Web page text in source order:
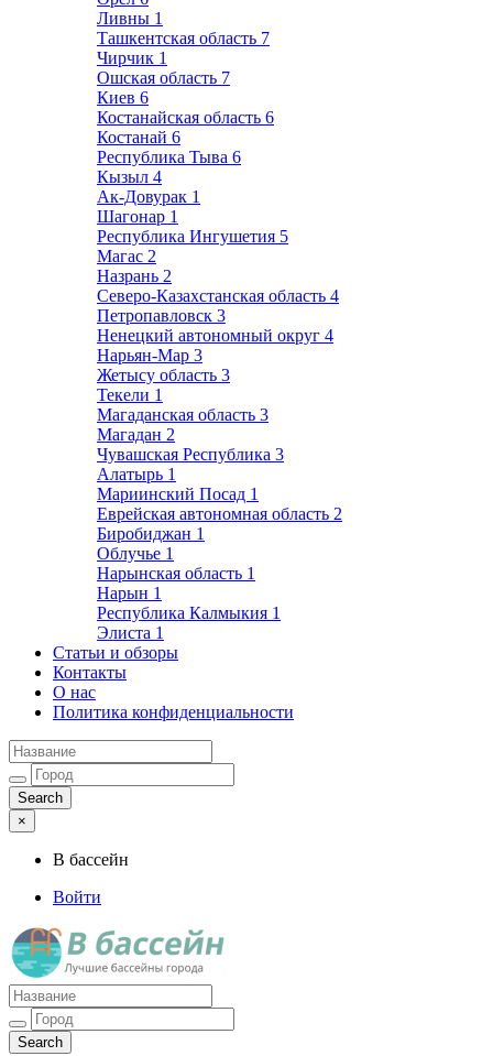
Ливны 1
Ташкентская область 7
Чирчик 1
Ошская область 7
Киев 6
Костанайская область 6
Костанай 6
Республика Тыва 6
Кызыл 4
Ак-Довурак 1
Шагонар 1
Республика Ингушетия 5
Магас 2
Назрань 2
Северо-Казахстанская область 4
Петропавловск 3
Ненецкий автономный округ 4
Нарьян-Мар 3
Жетысу область 3
Текели 1
Магаданская область 3
Магадан 2
Чувашская Республика 3
Алатырь 1
Мариинский Посад 1
Еврейская автономная область 2
Биробиджан 1
Облучье 1
Нарынская область 1
Нарын 1
Республика Калмыкия 1
Элиста 1
Статьи и обзоры
Контакты
О нас
Политика конфиденциальности
×
В бассейн
Войти
Лучшие бассейны города